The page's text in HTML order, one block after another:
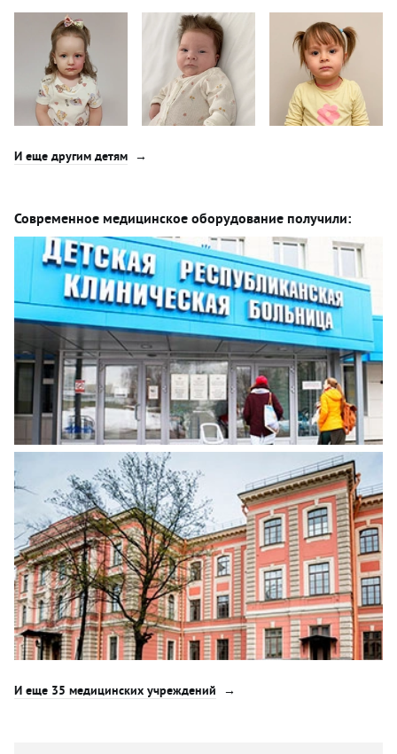
И еще другим детям
Современное медицинское оборудование получили:
И еще 35 медицинских учреждений